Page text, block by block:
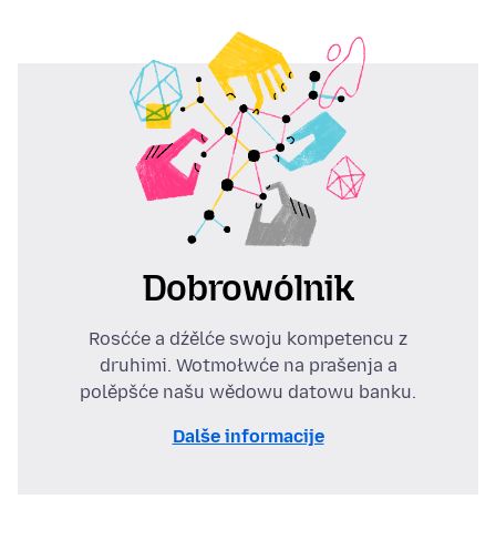
Dobrowólnik
Rosćće a dźělće swoju kompetencu z
druhimi. Wotmołwće na prašenja a
polěpšće našu wědowu datowu banku.
Dalše informacije